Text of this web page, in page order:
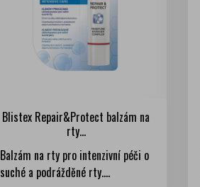
Blistex Repair&Protect balzám na
rty...
Balzám na rty pro intenzivní péči o
suché a podrážděné rty....